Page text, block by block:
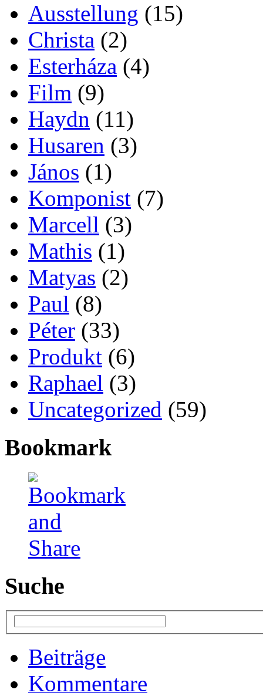
Ausstellung (15)
Christa (2)
Esterháza (4)
Film (9)
Haydn (11)
Husaren (3)
János (1)
Komponist (7)
Marcell (3)
Mathis (1)
Matyas (2)
Paul (8)
Péter (33)
Produkt (6)
Raphael (3)
Uncategorized (59)
Bookmark
Suche
Beiträge
Kommentare